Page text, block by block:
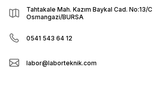
Tahtakale Mah. Kazım Baykal Cad. No:13/C
Osmangazi/BURSA
0541 543 64 12
labor@laborteknik.com